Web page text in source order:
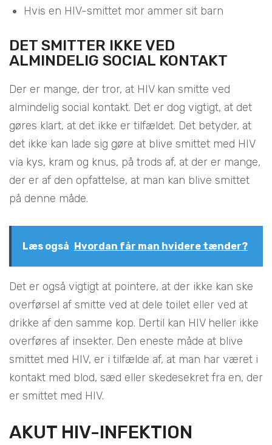
Hvis en HIV-smittet mor ammer sit barn
DET SMITTER IKKE VED
ALMINDELIG SOCIAL KONTAKT
Der er mange, der tror, at HIV kan smitte ved
almindelig social kontakt. Det er dog vigtigt, at det
gøres klart, at det ikke er tilfældet. Det betyder, at
det ikke kan lade sig gøre at blive smittet med HIV
via kys, kram og knus, på trods af, at der er mange,
der er af den opfattelse, at man kan blive smittet
på denne måde.
Læs også Hvordan får man hvidere tænder?
Det er også vigtigt at pointere, at der ikke kan ske
overførsel af smitte ved at dele toilet eller ved at
drikke af den samme kop. Dertil kan HIV heller ikke
overføres af insekter. Den eneste måde at blive
smittet med HIV, er i tilfælde af, at man har været i
kontakt med blod, sæd eller skedesekret fra en, der
er smittet med HIV.
AKUT HIV-INFEKTION